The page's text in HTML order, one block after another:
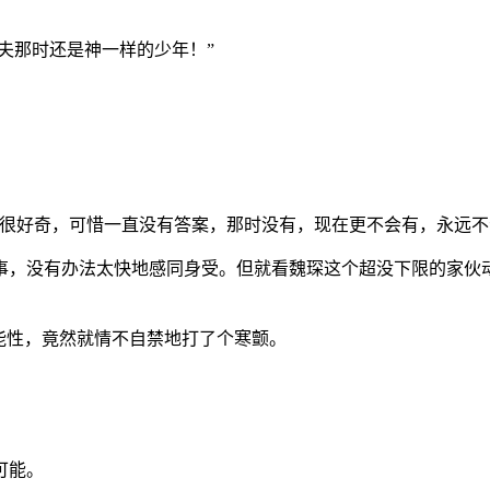
那时还是神一样的少年！”
奇，可惜一直没有答案，那时没有，现在更不会有，永远
没有办法太快地感同身受。但就看魏琛这个超没下限的家
，竟然就情不自禁地打了个寒颤。
。